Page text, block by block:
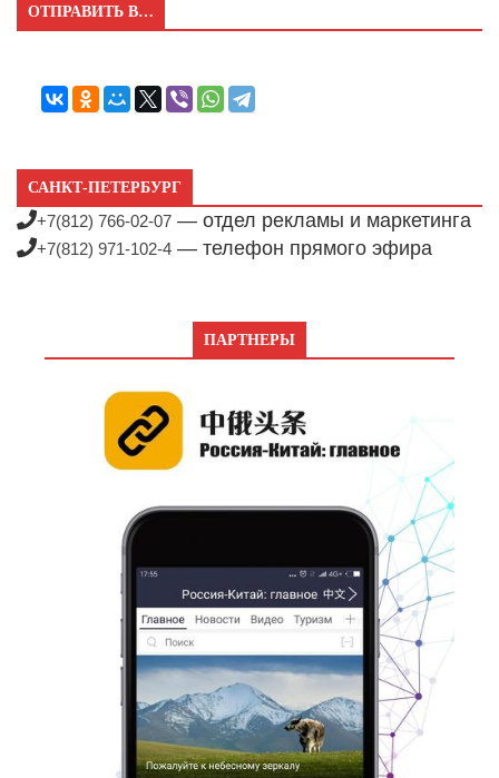
ОТПРАВИТЬ В…
САНКТ-ПЕТЕРБУРГ
+7(812) 766-02-07 — отдел рекламы и маркетинга
+7(812) 971-102-4 — телефон прямого эфира
ПАРТНЕРЫ